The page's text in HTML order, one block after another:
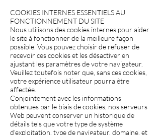
COOKIES INTERNES ESSENTIELS AU
FONCTIONNEMENT DU SITE
Nous utilisons des cookies internes pour aider
le site à fonctionner de la meilleure façon
possible. Vous pouvez choisir de refuser de
recevoir ces cookies et les désactiver en
ajustant les paramètres de votre navigateur.
Veuillez toutefois noter que, sans ces cookies,
votre expérience utilisateur pourra être
affectée.
Conjointement avec les informations
obtenues par le biais de cookies, nos serveurs
Web peuvent conserver un historique de
détails tels que votre type de système
d’exploitation, type de navigateur, domaine, et